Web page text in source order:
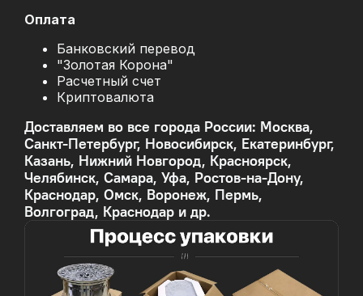
Оплата
Банковский перевод
"Золотая Корона"
Расчетный счет
Криптовалюта
Доставляем во все города России: Москва,
Санкт-Петербург, Новосибирск, Екатеринбург,
Казань, Нижний Новгород, Красноярск,
Челябинск, Самара, Уфа, Ростов-на-Дону,
Краснодар, Омск, Воронеж, Пермь,
Волгоград, Краснодар и др.